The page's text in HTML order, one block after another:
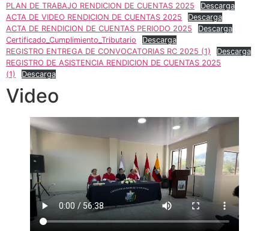
PLAN DE TRABAJO RENDICION DE CUENTAS 2025
Descarga
ACTA DE VIDEO RENDICION DE CUENTAS 2025
Descarga
ACTA DE RENDICION DE CUENTAS PERIODO 2025
Descarga
Certificado_Cumplimiento_Tributario
Descarga
REGISTRO ENTREGA DE CONVOCATORIAS RC 2025 (1)
Descarga
REGISTRO DE ASISTENCIA RENDICION DE CUENTAS 2025
(1)
Descarga
Video